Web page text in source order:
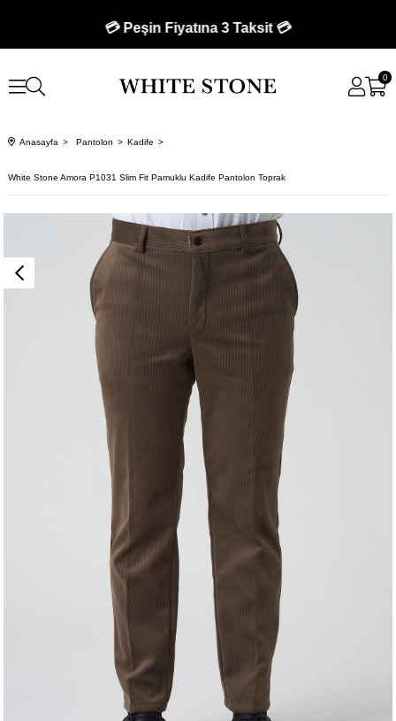
💳 Peşin Fiyatına 3 Taksit 💳
0
Anasayfa Pantolon Kadife
White Stone Amora P1031 Slim Fit Pamuklu Kadife Pantolon Toprak